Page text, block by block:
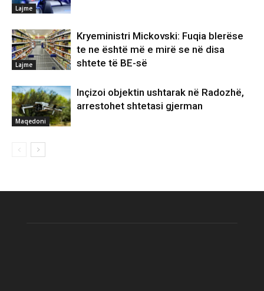
Lajme
Lajme
Kryeministri Mickovski: Fuqia blerëse
te ne është më e mirë se në disa
shtete të BE-së
Maqedoni
Inçizoi objektin ushtarak në Radozhë,
arrestohet shtetasi gjerman